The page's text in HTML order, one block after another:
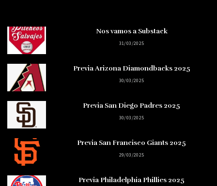
Nos vamos a Substack
31/03/2025
Previa Arizona Diamondbacks 2025
30/03/2025
Previa San Diego Padres 2025
30/03/2025
Previa San Francisco Giants 2025
29/03/2025
Previa Philadelphia Phillies 2025